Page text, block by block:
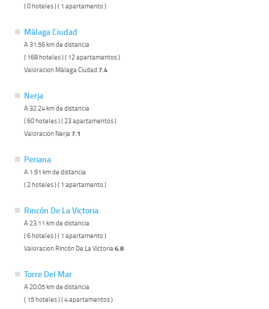
( 0 hoteles ) ( 1 apartamento )
Málaga Ciudad
A 31.56 km de distancia
( 168 hoteles ) ( 12 apartamentos )
Valoracion Málaga Ciudad 7.4
Nerja
A 32.24 km de distancia
( 60 hoteles ) ( 23 apartamentos )
Valoracion Nerja 7.1
Periana
A 1.91 km de distancia
( 2 hoteles ) ( 1 apartamento )
Rincón De La Victoria
A 23.11 km de distancia
( 6 hoteles ) ( 1 apartamento )
Valoracion Rincón De La Victoria 6.8
Torre Del Mar
A 20.05 km de distancia
( 15 hoteles ) ( 4 apartamentos )